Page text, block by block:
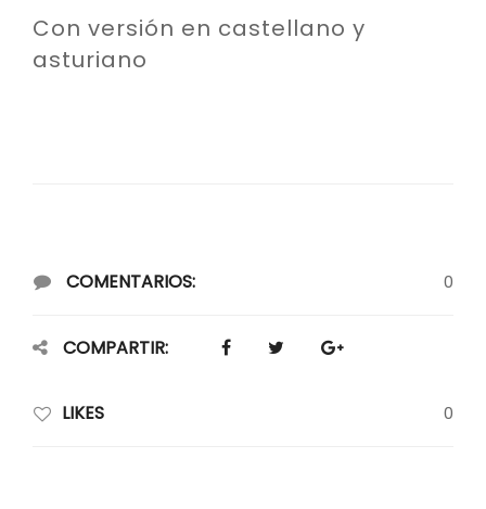
Con versión en castellano y
asturiano
COMENTARIOS: 0
COMPARTIR:
LIKES 0